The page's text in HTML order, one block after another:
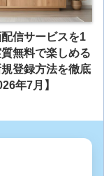
信サービスを1
無料で楽しめる
登録方法を徹底
年7月】